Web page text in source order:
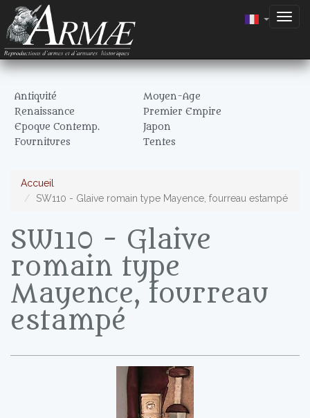
Antiquité
Moyen-Age
Renaissance
Premier Empire
Epoque Contemp.
Japon
Fournitures
Tentes
Accueil
SW110 - Glaive romain type Mayence, fourreau estampé
SW110 - Glaive
romain type
Mayence, fourreau
estampé